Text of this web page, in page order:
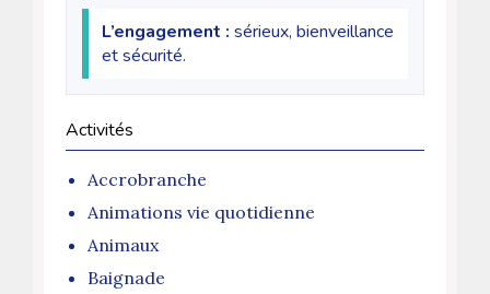
L’engagement : sérieux, bienveillance
et sécurité.
Activités
Accrobranche
Animations vie quotidienne
Animaux
Baignade